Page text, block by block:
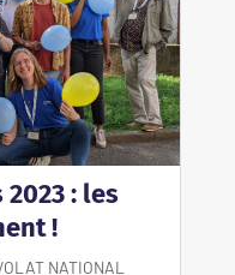
2023 : les
!
NATIONAL